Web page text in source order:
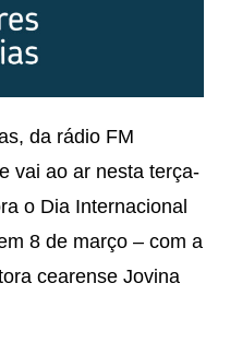
da rádio FM
vai ao ar nesta terça-
o Dia Internacional
8 de março – com a
cearense Jovina